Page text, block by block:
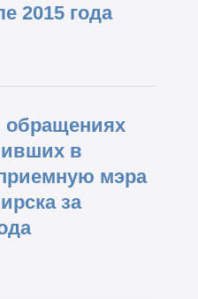
2015 года
в
мэра
за